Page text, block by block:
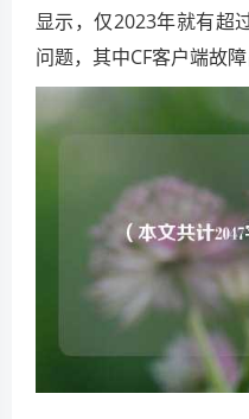
显示，仅2023年就有超
问题，其中CF客户端故障